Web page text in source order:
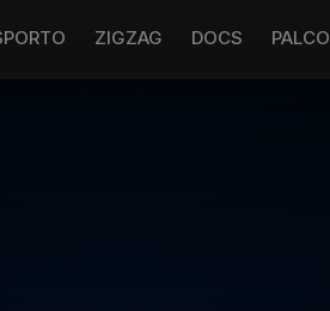
ZIGZAG DOCS PALCO